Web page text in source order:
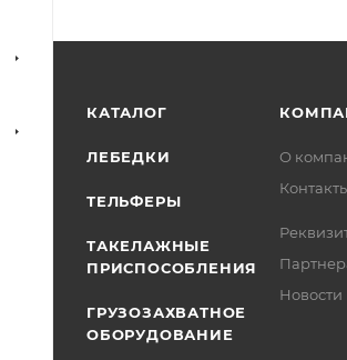
КАТАЛОГ
ЛЕБЕДКИ
ТЕЛЬФЕРЫ
ТАКЕЛАЖНЫЕ
ПРИСПОСОБЛЕНИЯ
ГРУЗОЗАХВАТНОЕ
ОБОРУДОВАНИЕ
О
Новости